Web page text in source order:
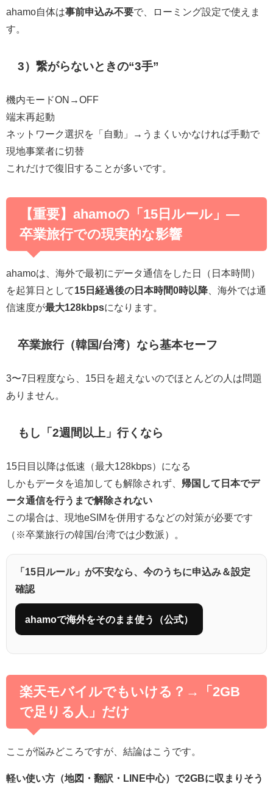
ahamo自体は事前申込み不要で、ローミング設定で使えま
す。
3）繋がらないときの“3手”
機内モードON→OFF
端末再起動
ネットワーク選択を「自動」→うまくいかなければ手動で
現地事業者に切替
これだけで復旧することが多いです。
【重要】ahamoの「15日ルール」—
卒業旅行での現実的な影響
ahamoは、海外で最初にデータ通信をした日（日本時間）
を起算日として15日経過後の日本時間0時以降 、海外では通
信速度が最大128kbpsになります。
卒業旅行（韓国/台湾）なら基本セーフ
3〜7日程度なら、15日を超えないのでほとんどの人は問題
ありません。
もし「2週間以上」行くなら
15日目以降は低速（最大128kbps）になる
しかもデータを追加しても解除されず、 帰国して日本でデ
ータ通信を行うまで解除されない
この場合は、現地eSIMを併用するなどの対策が必要です
（※卒業旅行の韓国/台湾では少数派）。
「15日ルール」が不安なら、今のうちに申込み＆設定
確認
ahamoで海外をそのまま使う（公式）
楽天モバイルでもいける？→「2GB
で足りる人」だけ
ここが悩みどころですが、結論はこうです。
軽い使い方（地図・翻訳・LINE中心）で2GBに収まりそう